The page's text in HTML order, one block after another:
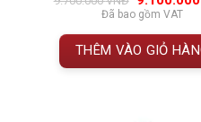
đánh giágốc
là:
9.700.000
Đã bao gồm VAT
THÊM VÀO GIỎ